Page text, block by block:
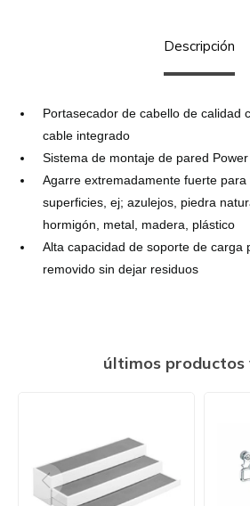
Descripción
Portasecador de cabello de calidad
cable integrado
Sistema de montaje de pared
Agarre extremadamente fuerte para
superficies, ej; azulejos, piedra
hormigón, metal, madera, plástico
Alta capacidad de soporte de carga
removido sin dejar residuos
últimos productos